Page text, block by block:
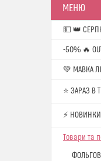
💵 👑
-50% 🔥
💚 МАВКА
⭐️ ЗАРАЗ В
⚡ НОВИНКИ
Товари та